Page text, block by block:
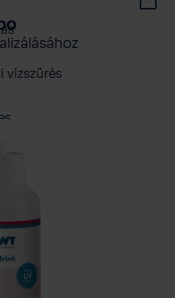
vízszűrés